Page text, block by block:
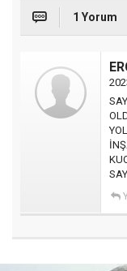
1 Yorum